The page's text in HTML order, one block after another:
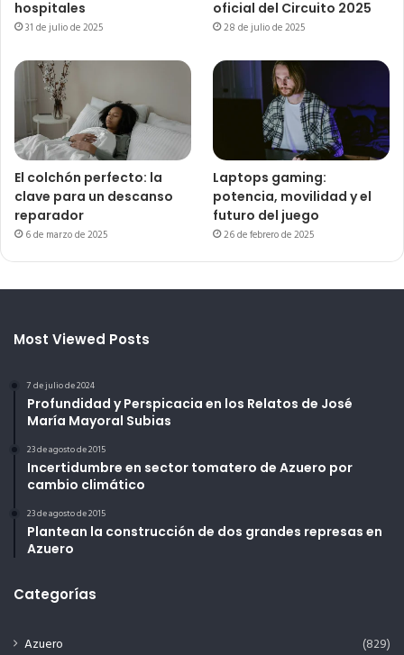
hospitales
31 de julio de 2025
oficial del Circuito 2025
28 de julio de 2025
El colchón perfecto: la
clave para un descanso
reparador
6 de marzo de 2025
Laptops gaming:
potencia, movilidad y el
futuro del juego
26 de febrero de 2025
Most Viewed Posts
7 de julio de 2024
Profundidad y Perspicacia en los Relatos de José
María Mayoral Subias
23 de agosto de 2015
Incertidumbre en sector tomatero de Azuero por
cambio climático
23 de agosto de 2015
Plantean la construcción de dos grandes represas en
Azuero
Categorías
Azuero
(829)